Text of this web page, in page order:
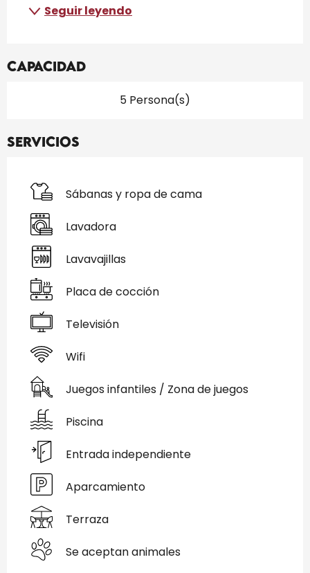
Seguir leyendo
Capacidad
5 Persona(s)
Servicios
Sábanas y ropa de cama
Lavadora
Lavavajillas
Placa de cocción
Televisión
Wifi
Juegos infantiles / Zona de juegos
Piscina
Entrada independiente
Aparcamiento
Terraza
Se aceptan animales